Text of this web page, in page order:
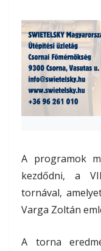
A programok
kezdődni, a
tornával,
Varga Zoltán
A torna